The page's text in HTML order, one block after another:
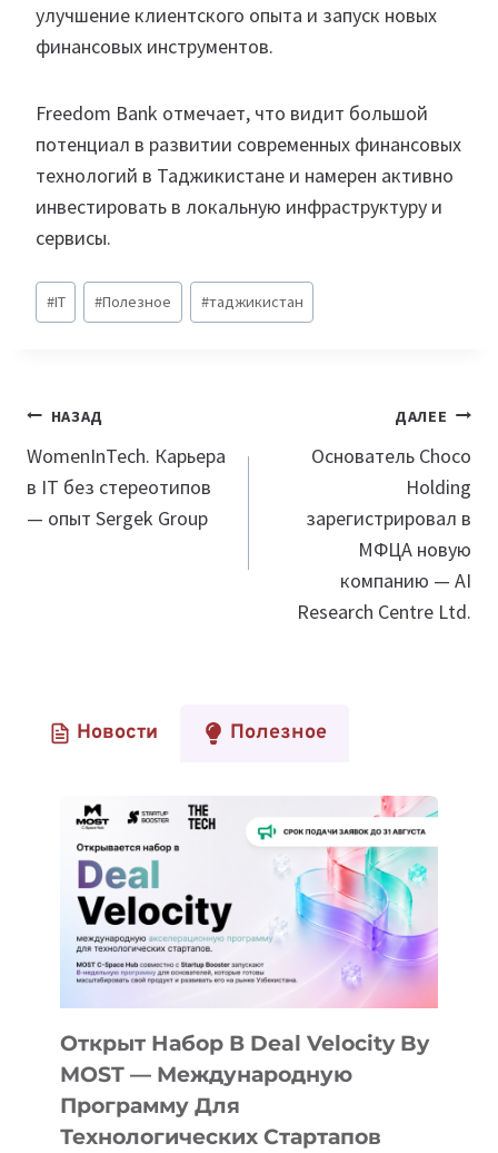
улучшение клиентского опыта и запуск новых
финансовых инструментов.
Freedom Bank отмечает, что видит большой
потенциал в развитии современных финансовых
технологий в Таджикистане и намерен активно
инвестировать в локальную инфраструктуру и
сервисы.
Метки
записи:
#IT #Полезное #таджикистан
Навигация
по
записям
НАЗАД
WomenInTech. Карьера
в IT без стереотипов
— опыт Sergek Group
ДАЛЕЕ
Основатель Choco
Holding
зарегистрировал в
МФЦА новую
компанию — AI
Research Centre Ltd.
Новости Полезное
Открыт Набор В Deal Velocity By
MOST — Международную
Программу Для
Технологических Стартапов